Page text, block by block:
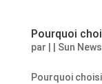
Pourquoi
par Sun News
Pourquoi